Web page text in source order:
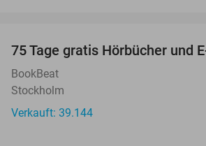
75 Tage gratis Hörbücher und
BookBeat
Stockholm
Verkauft: 39.144